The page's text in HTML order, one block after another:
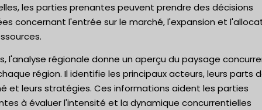
les parties prenantes peuvent prendre des décisions
concernant l'entrée sur le marché, l'expansion et
l'analyse régionale donne un aperçu du paysage
région. Il identifie les principaux acteurs, leurs parts
et leurs stratégies. Ces informations aident les parties
à évaluer l'intensité et la dynamique concurrentielles